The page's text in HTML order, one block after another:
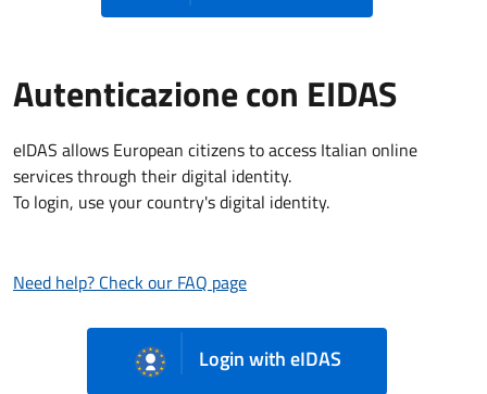
Autenticazione con EIDAS
eIDAS allows European citizens to access Italian online
services through their digital identity.
To login, use your country's digital identity.
Need help? Check our FAQ page
Login with eIDAS